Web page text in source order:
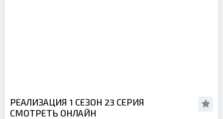
РЕАЛИЗАЦИЯ 1 СЕЗОН 23 СЕРИЯ
СМОТРЕТЬ ОНЛАЙН